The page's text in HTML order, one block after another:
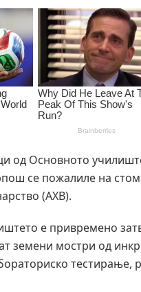
од Основното
се пожалиле на
(АХВ).
е привремено
земени мостри од
тестирање,